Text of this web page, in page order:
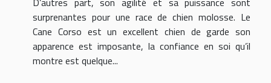
surprenantes pour une race de chien molosse. Le
Cane Corso est un excellent chien de garde son
apparence est imposante, la confiance en soi qu’il
montre est quelque...